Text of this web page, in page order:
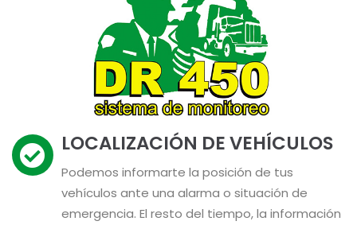
LOCALIZACIÓN DE VEHÍCULOS
Podemos informarte la posición de tus
vehículos ante una alarma o situación de
emergencia. El resto del tiempo, la información